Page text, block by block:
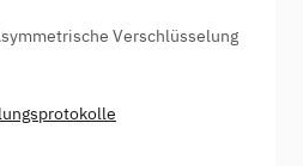
Verschlüsselung